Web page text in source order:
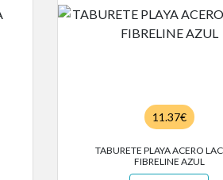
11.37€
TABURETE PLAYA ACERO
FIBRELINE AZUL